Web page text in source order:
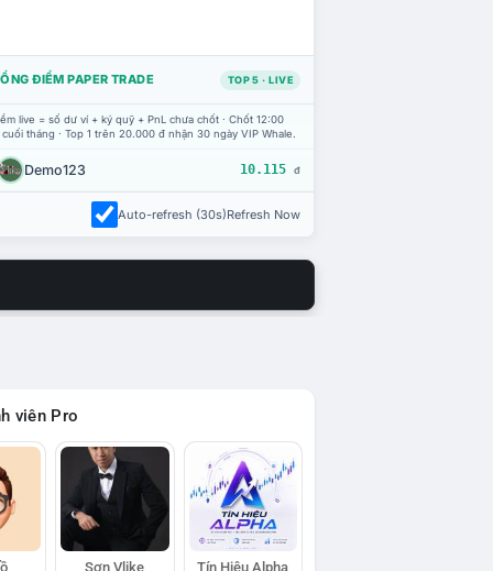
ĐIỂM PAPER TRADE TOP 5 · LIVE
live = số dư ví + ký quỹ + PnL chưa chốt · Chốt 12:00
tháng · Top 1 trên 20.000 đ nhận 30 ngày VIP Whale.
Demo123 10.115 đ
Auto-refresh (30s)Refresh Now
viên Pro
Sơn Vlike Tín Hiệu Alpha